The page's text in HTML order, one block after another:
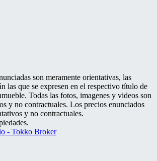
son meramente orientativas, las
las que se expresen en el respectivo título de
Todas las fotos, imagenes y videos son
y no contractuales. Los precios enunciados
y no contractuales.
- Tokko Broker